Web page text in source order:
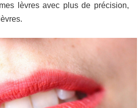
lèvres avec plus de précision,